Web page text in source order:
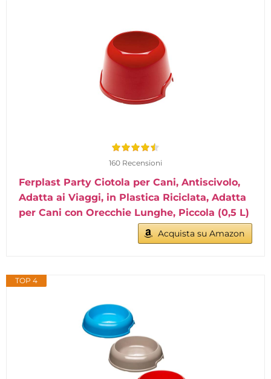
160 Recensioni
Ferplast Party Ciotola per Cani, Antiscivolo,
Adatta ai Viaggi, in Plastica Riciclata, Adatta
per Cani con Orecchie Lunghe, Piccola (0,5 L)
Acquista su Amazon
TOP 4